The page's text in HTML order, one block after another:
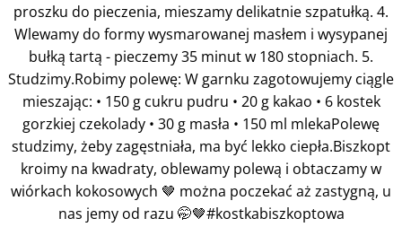
proszku do pieczenia, mieszamy delikatnie szpatułką. 4.
Wlewamy do formy wysmarowanej masłem i wysypanej
bułką tartą - pieczemy 35 minut w 180 stopniach. 5.
Studzimy.Robimy polewę: W garnku zagotowujemy ciągle
mieszając: • 150 g cukru pudru • 20 g kakao • 6 kostek
gorzkiej czekolady • 30 g masła • 150 ml mlekaPolewę
studzimy, żeby zagęstniała, ma być lekko ciepła.Biszkopt
kroimy na kwadraty, oblewamy polewą i obtaczamy w
wiórkach kokosowych 🤎 można poczekać aż zastygną, u
nas jemy od razu 🤭🤎#kostkabiszkoptowa